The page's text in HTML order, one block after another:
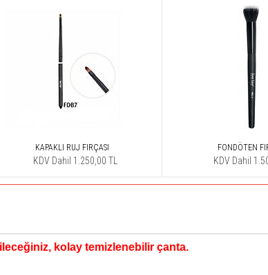
KAPAKLI RUJ FIRÇASI
KDV Dahil 1.250,00 TL
FONDÖTEN
KDV Dahil
kolay temizlenebilir çanta.